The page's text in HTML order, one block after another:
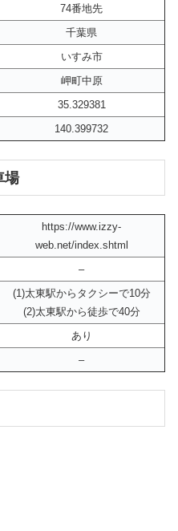
74番地先
千葉県
いすみ市
岬町中原
35.329381
140.399732
場
https://www.izzy-
web.net/index.shtml
–
(1)太東駅からタクシーで10分
(2)太東駅から徒歩で40分
あり
–